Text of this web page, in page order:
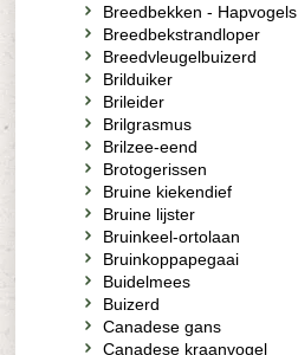
Breedbekken - Hapvogels
Breedbekstrandloper
Breedvleugelbuizerd
Brilduiker
Brileider
Brilgrasmus
Brilzee-eend
Brotogerissen
Bruine kiekendief
Bruine lijster
Bruinkeel-ortolaan
Bruinkoppapegaai
Buidelmees
Buizerd
Canadese gans
Canadese kraanvogel